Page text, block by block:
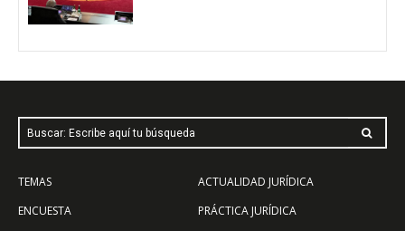
Buscar: Escribe aquí tu búsqueda
TEMAS
ENCUESTA
ACTUALIDAD JURÍDICA
PRÁCTICA JURÍDICA